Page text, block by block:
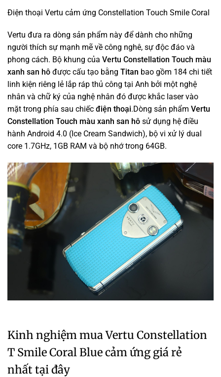
Điện thoại Vertu cảm ứng Constellation Touch Smile Coral
Vertu đưa ra dòng sản phẩm này để dành cho những
người thích sự mạnh mẽ về công nghê, sự độc đáo và
phong cách. Bộ khung của Vertu Constellation Touch màu
xanh san hô được cấu tạo bằng Titan bao gồm 184 chi tiết
linh kiện riêng lẻ lắp ráp thủ công tại Anh bởi một nghệ
nhân và chữ ký của nghệ nhân đó được khắc laser vào
mặt trong phía sau chiếc điện thoại.Dòng sản phẩm Vertu
Constellation Touch màu xanh san hô sử dụng hệ điều
hành Android 4.0 (Ice Cream Sandwich), bộ vi xử lý dual
core 1.7GHz, 1GB RAM và bộ nhớ trong 64GB.
Kinh nghiệm mua Vertu Constellation
T Smile Coral Blue cảm ứng giá rẻ
nhất tại đây